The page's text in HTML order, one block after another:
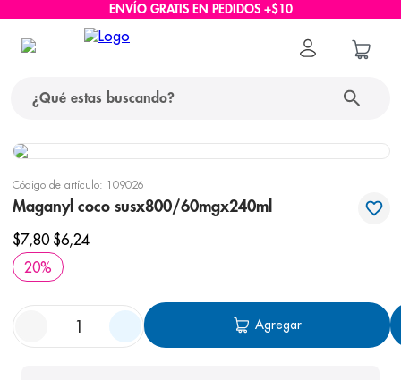
ENVÍO GRATIS EN PEDIDOS +$10
Código de artículo: 109026
Maganyl coco susx800/60mgx240ml
$7,80 $6,24
20%
Agregar
términos más buscados
1. protector solar
2. pañales
3. eucerin
nivea